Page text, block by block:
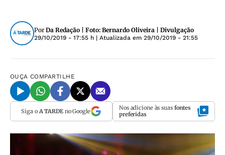
Por Da Redação | Foto: Bernardo Oliveira | Divulgação
29/10/2019 - 17:55 h | Atualizada em 29/10/2019 - 21:55
OUÇA COMPARTILHE
Siga o A TARDEno Google Nos adicione às suas fontes
preferidas